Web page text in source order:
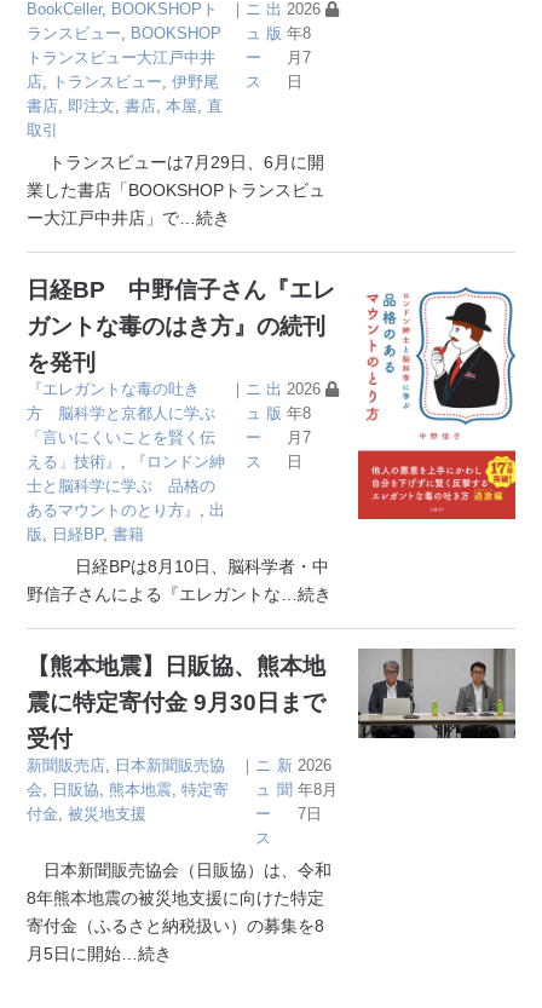
BookCeller, BOOKSHOPト
ランスビュー, BOOKSHOP
トランスビュー大江戸中井
店, トランスビュー,伊野尾
書店, 即注文,書店,本屋, 直
取引
｜ ニ
ュ
ー
ス
出
版
2026
年8
月7
日
トランスビューは7月29日、6月に開
業した書店「BOOKSHOPトランスビュ
ー大江戸中井店」で…続き
日経BP 中野信子さん『エレ
ガントな毒のはき方』の続刊
を発刊
『エレガントな毒の吐き
方 脳科学と京都人に学ぶ
「言いにくいことを賢く伝
える」技術』 ,
『ロンドン紳
士と脳科学に学ぶ 品格の
あるマウントのとり方』 , 出
版, 日経BP,書籍
｜ ニ
ュ
ー
ス
出
版
2026
年8
月7
日
日経BPは8月10日、脳科学者・中
野信子さんによる『エレガントな…続き
【熊本地震】日販協、熊本地
震に特定寄付金 9月30日まで
受付
新聞販売店, 日本新聞販売協
会, 日販協, 熊本地震,特定寄
付金,被災地支援
｜ ニ
ュ
ー
ス
新
聞
2026
年8月
7日
日本新聞販売協会（日販協）は、令和
8年熊本地震の被災地支援に向けた特定
寄付金（ふるさと納税扱い）の募集を8
月5日に開始…続き